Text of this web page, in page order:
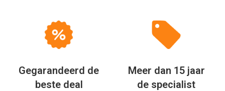
Gegarandeerd de
beste deal
Meer dan 15 jaar
de specialist